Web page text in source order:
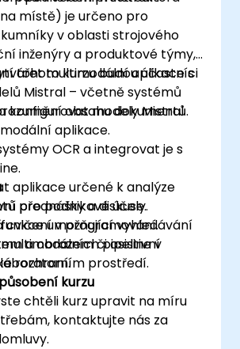
místě) je určeno pro
v oblasti strojového
inženýry a produktové týmy,
multimodální aplikace s
Mistral – včetně systémů
obsahu dokumentů.
tohoto kurzu budou účastníci
konfigurovat modely Mistral
aplikace.
OCR a integrovat je s
aplikace určené k analýze
pro podnikové účely.
umožňující vyhledávání
a obrazem či asistivní
rozhraní.
přednášky a diskuse.
cvičení v programování.
pipeline v
prostředí.
kurzu
chtěli kurz upravit na míru
kontaktujte nás za